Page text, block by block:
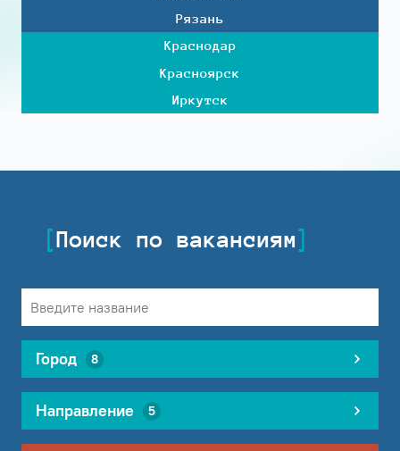
Рязань
Краснодар
Красноярск
Иркутск
Поиск по вакансиям
Город 8
Направление 5